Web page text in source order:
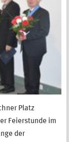
Platz
Feierstunde im
der